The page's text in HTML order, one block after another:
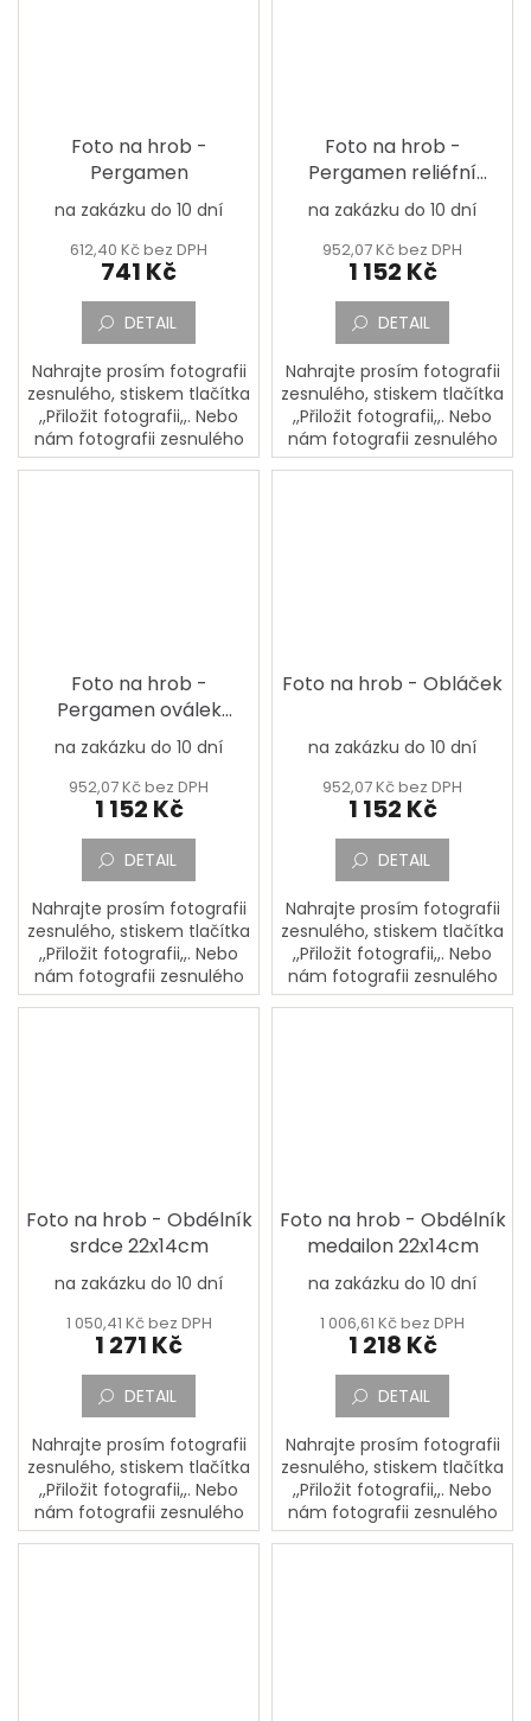
Foto na hrob -
Pergamen
na zakázku do 10 dní
612,40 Kč bez DPH
741 Kč
DETAIL
Nahrajte prosím fotografii
zesnulého, stiskem tlačítka
,,Přiložit fotografii,,. Nebo
nám fotografii zesnulého
pošlete poštou na adresu:
Foto na hrob -
Pergamen reliéfní
12x21cm
na zakázku do 10 dní
952,07 Kč bez DPH
1 152 Kč
DETAIL
Nahrajte prosím fotografii
zesnulého, stiskem tlačítka
,,Přiložit fotografii,,. Nebo
nám fotografii zesnulého
pošlete poštou na adresu:
Foto na hrob -
Pergamen oválek
17x13cm
na zakázku do 10 dní
952,07 Kč bez DPH
1 152 Kč
DETAIL
Nahrajte prosím fotografii
zesnulého, stiskem tlačítka
,,Přiložit fotografii,,. Nebo
nám fotografii zesnulého
pošlete poštou na adresu:
Foto na hrob - Obláček
na zakázku do 10 dní
952,07 Kč bez DPH
1 152 Kč
DETAIL
Nahrajte prosím fotografii
zesnulého, stiskem tlačítka
,,Přiložit fotografii,,. Nebo
nám fotografii zesnulého
pošlete poštou na adresu:
Foto na hrob - Obdélník
srdce 22x14cm
na zakázku do 10 dní
1 050,41 Kč bez DPH
1 271 Kč
DETAIL
Nahrajte prosím fotografii
zesnulého, stiskem tlačítka
,,Přiložit fotografii,,. Nebo
nám fotografii zesnulého
pošlete poštou na adresu:
Foto na hrob - Obdélník
medailon 22x14cm
na zakázku do 10 dní
1 006,61 Kč bez DPH
1 218 Kč
DETAIL
Nahrajte prosím fotografii
zesnulého, stiskem tlačítka
,,Přiložit fotografii,,. Nebo
nám fotografii zesnulého
pošlete poštou na adresu: